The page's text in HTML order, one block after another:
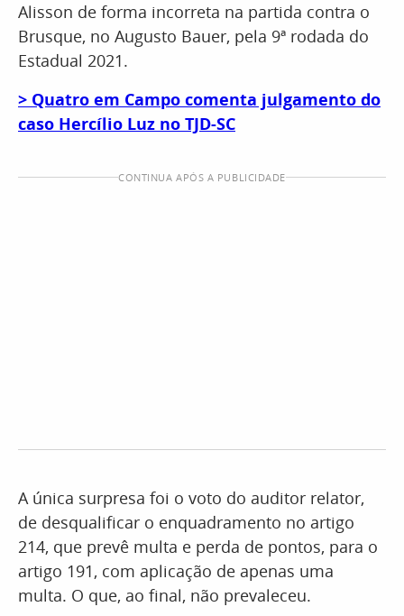
Alisson de forma incorreta na partida contra o
Brusque, no Augusto Bauer, pela 9ª rodada do
Estadual 2021.
> Quatro em Campo comenta julgamento do
caso Hercílio Luz no TJD-SC
CONTINUA APÓS A PUBLICIDADE
A única surpresa foi o voto do auditor relator,
de desqualificar o enquadramento no artigo
214, que prevê multa e perda de pontos, para o
artigo 191, com aplicação de apenas uma
multa. O que, ao final, não prevaleceu.